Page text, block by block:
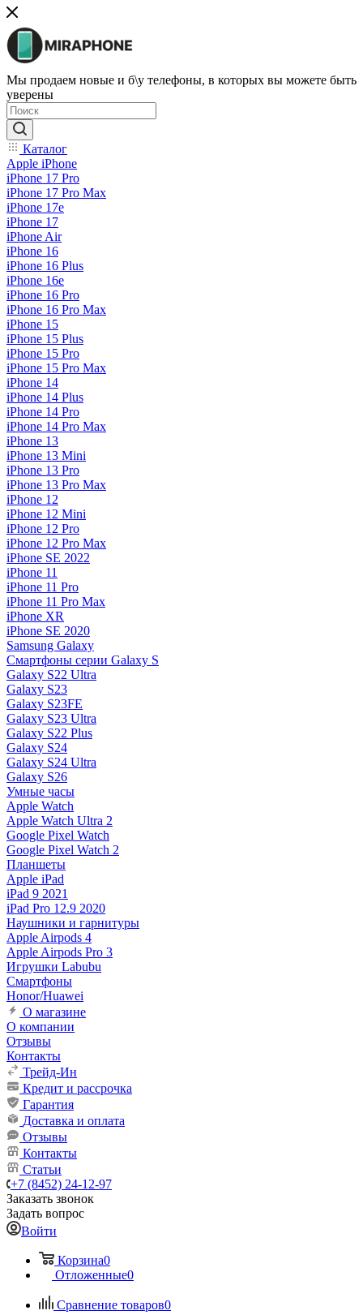
Мы продаем новые и б\у телефоны, в которых вы можете быть
уверены
Каталог
Apple iPhone
iPhone 17 Pro
iPhone 17 Pro Max
iPhone 17e
iPhone 17
iPhone Air
iPhone 16
iPhone 16 Plus
iPhone 16e
iPhone 16 Pro
iPhone 16 Pro Max
iPhone 15
iPhone 15 Plus
iPhone 15 Pro
iPhone 15 Pro Max
iPhone 14
iPhone 14 Plus
iPhone 14 Pro
iPhone 14 Pro Max
iPhone 13
iPhone 13 Mini
iPhone 13 Pro
iPhone 13 Pro Max
iPhone 12
iPhone 12 Mini
iPhone 12 Pro
iPhone 12 Pro Max
iPhone SE 2022
iPhone 11
iPhone 11 Pro
iPhone 11 Pro Max
iPhone XR
iPhone SE 2020
Samsung Galaxy
Смартфоны серии Galaxy S
Galaxy S22 Ultra
Galaxy S23
Galaxy S23FE
Galaxy S23 Ultra
Galaxy S22 Plus
Galaxy S24
Galaxy S24 Ultra
Galaxy S26
Умные часы
Apple Watch
Apple Watch Ultra 2
Google Pixel Watch
Google Pixel Watch 2
Планшеты
Apple iPad
iPad 9 2021
iPad Pro 12.9 2020
Наушники и гарнитуры
Apple Airpods 4
Apple Airpods Pro 3
Игрушки Labubu
Смартфоны
Honor/Huawei
О магазине
О компании
Отзывы
Контакты
Трейд-Ин
Кредит и рассрочка
Гарантия
Доставка и оплата
Отзывы
Контакты
Статьи
+7 (8452) 24-12-97
Заказать звонок
Задать вопрос
Войти
Корзина0
Отложенные0
Сравнение товаров0